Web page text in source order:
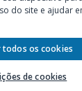
Lima, nº 4.055,
Paulo, CEP
Ministério da
no DOU em
do site e ajudar
de cookies
todos os cookies